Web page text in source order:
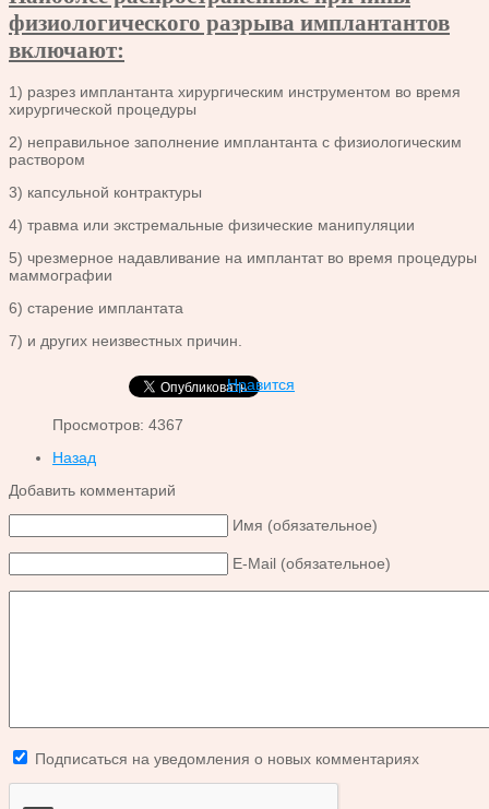
физиологического разрыва имплантантов
включают:
1) разрез имплантанта хирургическим инструментом во время
хирургической процедуры
2) неправильное заполнение имплантанта с физиологическим
раствором
3) капсульной контрактуры
4) травма или экстремальные физические манипуляции
5) чрезмерное надавливание на имплантат во время процедуры
маммографии
6) старение имплантата
7) и других неизвестных причин.
Нравится
Просмотров: 4367
Назад
Добавить комментарий
Имя (обязательное)
E-Mail (обязательное)
Подписаться на уведомления о новых комментариях